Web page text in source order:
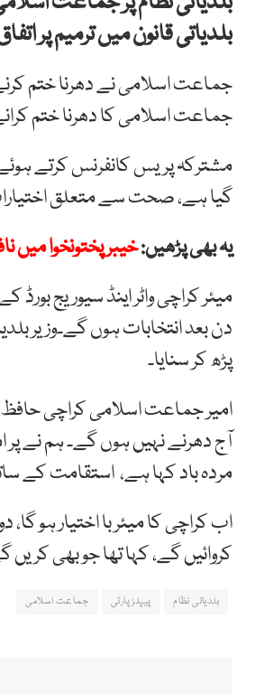
بلدیاتی قانون میں ترمیم پر
جماعت اسلامی نے دھرنا ختم
جماعت اسلامی کا دھرنا ختم
مشترکہ پریس کانفرنس کرتے
گیا ہے، صحت سے متعلق
یہ بھی پڑھیں:خیبرپختونخوا میں
میئر کراچی واٹر اینڈ سیوریج
دن بعد انتخابات ہوں گے۔وزیر
پڑھ کر سنایا۔
امیر جماعت اسلامی کراچی
آج دھرنے نہیں ہوں گے۔ ہم نے
مردہ باد کہا ہے، استقامت کے ساتھ کراچی کے
اب کراچی کا میئر با اختیار ہو
کروائیں گے، کہا تھا جو بھی
بلدیاتی نظام پیپلز پارٹی جماعت اسلامی